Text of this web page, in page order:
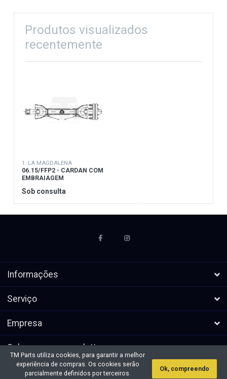
Produtos visualizados
recentemente
1. LA MAGDALENA
06.15/FFP2 - CARDAN COM
EMBRAIAGEM
Sob consulta
Informações
Serviço
Empresa
Subscrever a newsletters
* Todos os preços excl. IVA, mais
Direitos de autor &cópia; 2026 TM
TM Parts utiliza cookies, para garantir a melhor
experiência de compras. Os cookies serão
parcialmente definidos por terceiros.
Ok, compreendo